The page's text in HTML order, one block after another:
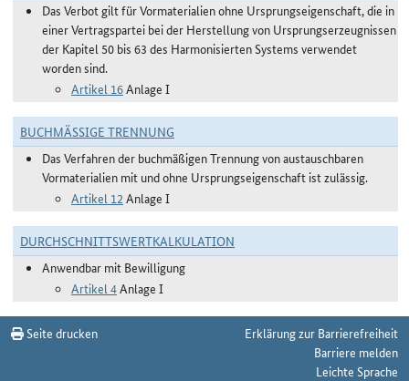
Das Verbot gilt für Vormaterialien ohne Ursprungseigenschaft, die in
einer Vertragspartei bei der Herstellung von Ursprungserzeugnissen
der Kapitel 50 bis 63 des Harmonisierten Systems verwendet
worden sind.
Artikel 16Anlage I
BUCHMÄSSIGE TRENNUNG
Das Verfahren der buchmäßigen Trennung von austauschbaren
Vormaterialien mit und ohne Ursprungseigenschaft ist zulässig.
Artikel 12 Anlage I
DURCHSCHNITTSWERTKALKULATION
Anwendbar mit Bewilligung
Artikel 4Anlage I
Seite drucken
Erklärung zur Barrierefreiheit
Barriere melden
Leichte Sprache